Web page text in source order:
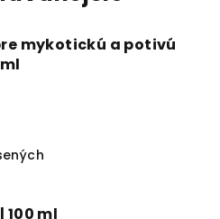
mykotickú a potivú
100 ml